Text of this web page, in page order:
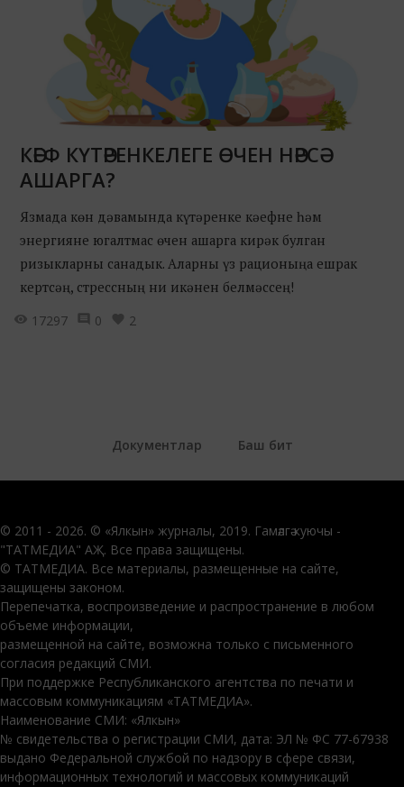
КӘЕФ КҮТӘРЕНКЕЛЕГЕ ӨЧЕН НӘРСӘ
АШАРГА?
Язмада көн дәвамында күтәренке кәефне һәм
энергияне югалтмас өчен ашарга кирәк булган
ризыкларны санадык. Аларны үз рационыңа ешрак
кертсәң, стрессның ни икәнен белмәссең!
17297
0 2
Документлар Баш бит
© 2011 - 2026. © «Ялкын» журналы, 2019. Гамәлгә куючы -
"ТАТМЕДИА" АҖ. Все права защищены.
© ТАТМЕДИА. Все материалы, размещенные на сайте,
защищены законом.
Перепечатка, воспроизведение и распространение в любом
объеме информации,
размещенной на сайте, возможна только с письменного
согласия редакций СМИ.
При поддержке Республиканского агентства по печати и
массовым коммуникациям «ТАТМЕДИА».
Наименование СМИ: «Ялкын»
№ свидетельства о регистрации СМИ, дата: ЭЛ № ФС 77-67938
выдано Федеральной службой по надзору в сфере связи,
информационных технологий и массовых коммуникаций